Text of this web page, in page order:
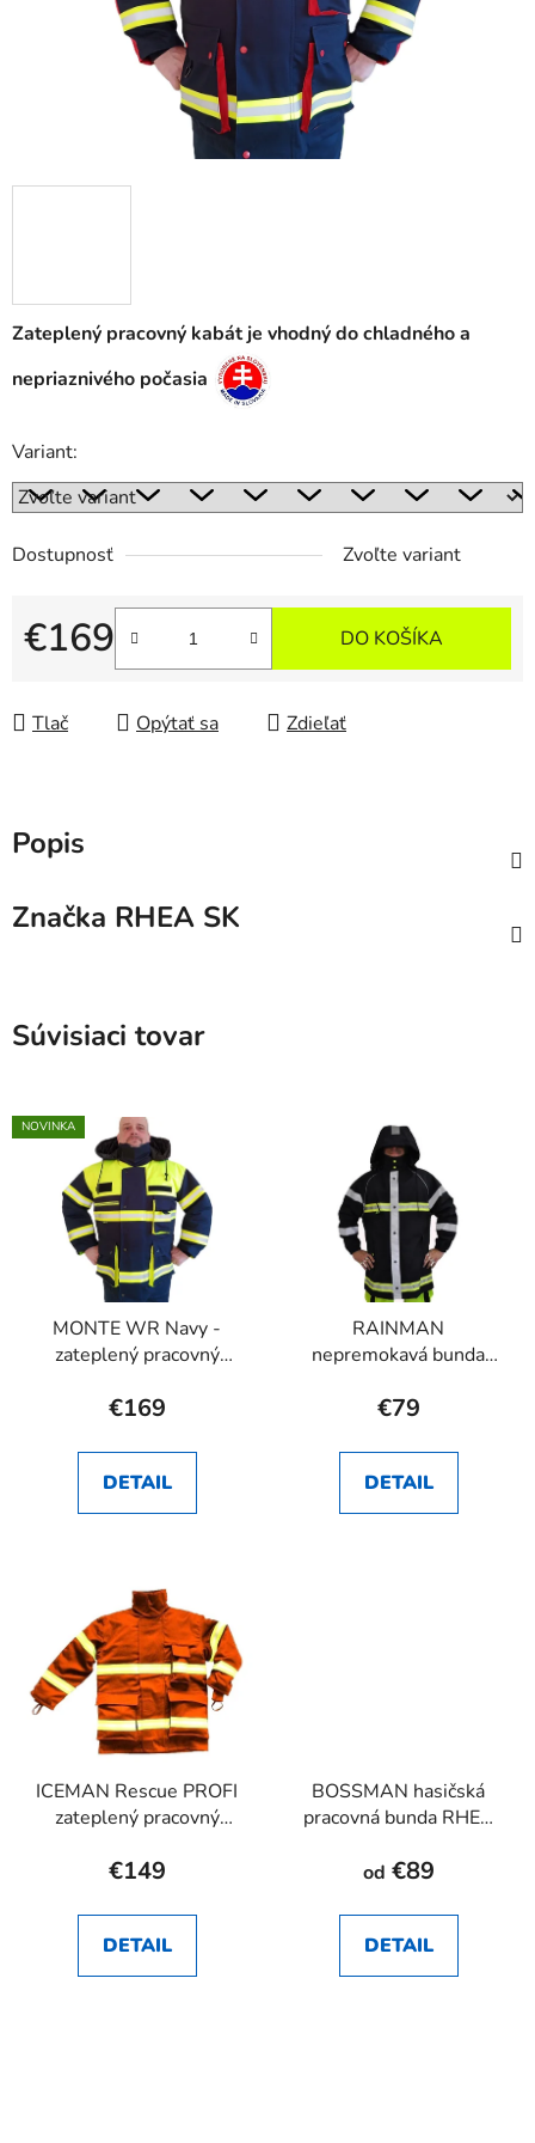
Zateplený pracovný kabát je vhodný do chladného a
nepriaznivého počasia
Variant:
Dostupnosť Zvoľte variant
€169
Jednotková cena:
DO KOŠÍKA
Tlač Opýtať sa Zdieľať
Popis
Značka RHEA SK
Súvisiaci tovar
NOVINKA
MONTE WR Navy -
zateplený pracovný
SK
€169
DETAIL
RAINMAN
nepremokavá bunda
€79
DETAIL
ICEMAN Rescue PROFI
zateplený pracovný
SK
€149
DETAIL
BOSSMAN hasičská
pracovná bunda RHEA
od €89
DETAIL